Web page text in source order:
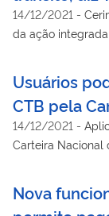
14/12/2021 -
da ação
Usuários
CTB pela
14/12/2021 -
Carteira Nacional
Nova